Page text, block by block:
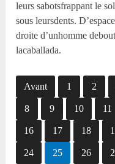
leurs sabotsfrappant le
sous leursdents.
droite d’unhomme
lacaballada.
Avant 1 2
8 9 10 11
16 17 18
24 25 26